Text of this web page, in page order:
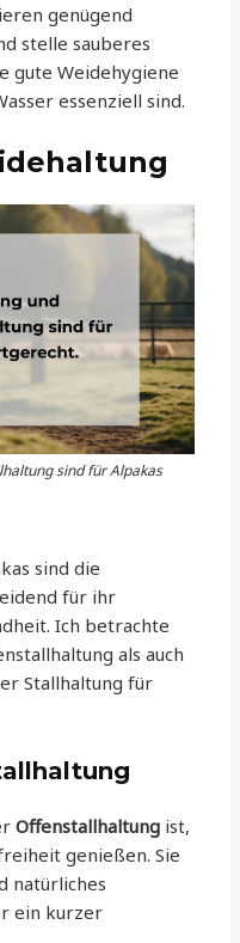
genügend
stelle sauberes
gute Weidehygiene
essenziell sind.
sind für Alpakas
sind die
für ihr
Ich betrachte
als auch
Stallhaltung für
Offenstallhaltung ist,
genießen. Sie
natürliches
ein kurzer